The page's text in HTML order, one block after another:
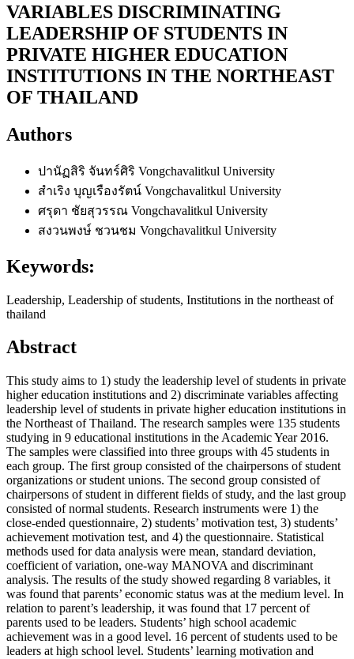
VARIABLES DISCRIMINATING
LEADERSHIP OF STUDENTS IN
PRIVATE HIGHER EDUCATION
INSTITUTIONS IN THE NORTHEAST
OF THAILAND
Authors
ปานัฏสิริ จันทร์ศิริ Vongchavalitkul University
สำเริง บุญเรืองรัตน์ Vongchavalitkul University
ศรุดา ชัยสุวรรณ Vongchavalitkul University
สงวนพงษ์ ชวนชม Vongchavalitkul University
Keywords:
Leadership, Leadership of students, Institutions in the northeast of
thailand
Abstract
This study aims to 1) study the leadership level of students in private
higher education institutions and 2) discriminate variables affecting
leadership level of students in private higher education institutions in
the Northeast of Thailand. The research samples were 135 students
studying in 9 educational institutions in the Academic Year 2016.
The samples were classified into three groups with 45 students in
each group. The first group consisted of the chairpersons of student
organizations or student unions. The second group consisted of
chairpersons of student in different fields of study, and the last group
consisted of normal students. Research instruments were 1) the
close-ended questionnaire, 2) students’ motivation test, 3) students’
achievement motivation test, and 4) the questionnaire. Statistical
methods used for data analysis were mean, standard deviation,
coefficient of variation, one-way MANOVA and discriminant
analysis. The results of the study showed regarding 8 variables, it
was found that parents’ economic status was at the medium level. In
relation to parent’s leadership, it was found that 17 percent of
parents used to be leaders. Students’ high school academic
achievement was in a good level. 16 percent of students used to be
leaders at high school level. Students’ learning motivation and